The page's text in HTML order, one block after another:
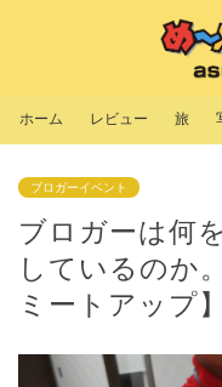
ホーム レビュー 旅
ブロガーイベント
ブロガーは何
しているのか
ミートアップ